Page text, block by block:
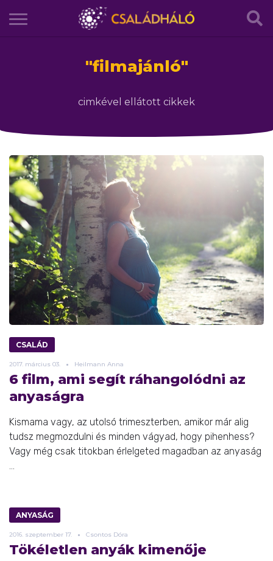
"filmajánló"
cimkével ellátott cikkek
CSALÁD
2017. március 03. Heilmann Anna
6 film, ami segít ráhangolódni az
anyaságra
Kismama vagy, az utolsó trimeszterben, amikor már alig
tudsz megmozdulni és minden vágyad, hogy pihenhess?
Vagy még csak titokban érlelgeted magadban az anyaság
ANYASÁG
2016. szeptember 17. Csontos Dóra
Tökéletlen anyák kimenője